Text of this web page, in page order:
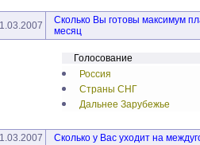
Сколько Вы готовы максимум
месяц
Голосование
Россия
Страны СНГ
Дальнее Зарубежье
Сколько у Вас уходит на